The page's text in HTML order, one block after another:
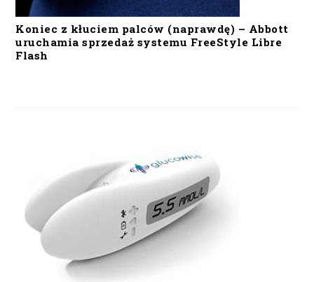
Koniec z kłuciem palców (naprawdę) – Abbott
uruchamia sprzedaż systemu FreeStyle Libre
Flash